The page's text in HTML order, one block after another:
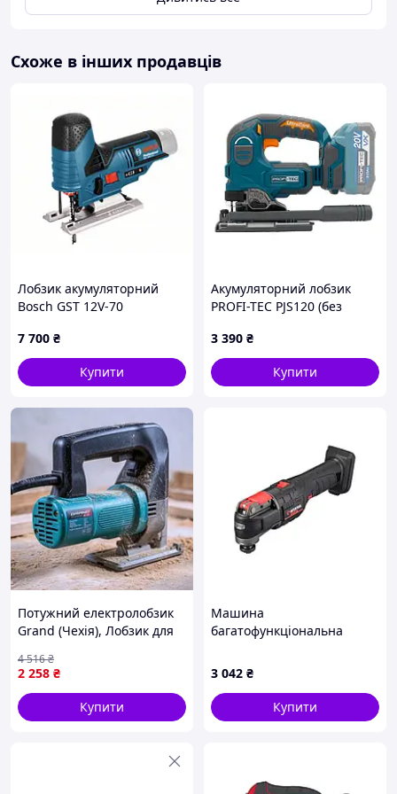
Схоже в інших продавців
Лобзик акумуляторний
Bosch GST 12V-70
7 700 ₴
Купити
Акумуляторний лобзик
PROFI-TEC PJS120 (без
пристрою)
3 390 ₴
Купити
Потужний електролобзик
Grand (Чехія), Лобзик для
ручний по дереву металу,
Електролобзик, RYH
2 258 ₴
4 516₴
Купити
Машина
багатофункціональна
В Brushless Storm (Без АКБ)
(WT-0369)
3 042 ₴
Купити